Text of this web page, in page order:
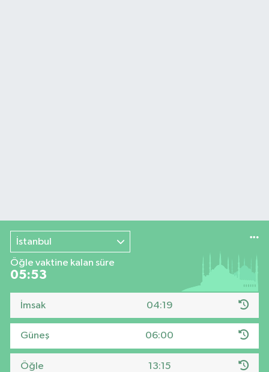
İstanbul
Öğle vaktine kalan süre
05:52
İmsak 04:19
Güneş 06:00
Öğle 13:15